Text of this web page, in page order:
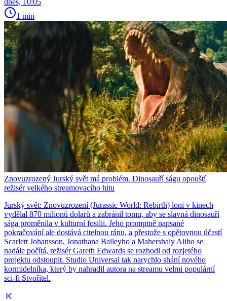
dnes, 10:05
1 min
Znovuzrozený Jurský svět má problém. Dinosauří ságu opouští
režisér velkého streamovacího hitu
Jurský svět: Znovuzrození (Jurassic World: Rebirth) loni v kinech
vydělal 870 milionů dolarů a zabránil tomu, aby se slavná dinosauří
sága proměnila v kulturní fosilii. Jeho promptně napsané
pokračování ale dostává citelnou ránu, a přestože s opětovnou účastí
Scarlett Johansson, Jonathana Baileyho a Mahershaly Aliho se
nadále počítá, režisér Gareth Edwards se rozhodl od rozjetého
projektu odstoupit. Studio Universal tak narychlo shání nového
kormidelníka, který by nahradil autora na streamu velmi populární
sci-fi Stvořitel.